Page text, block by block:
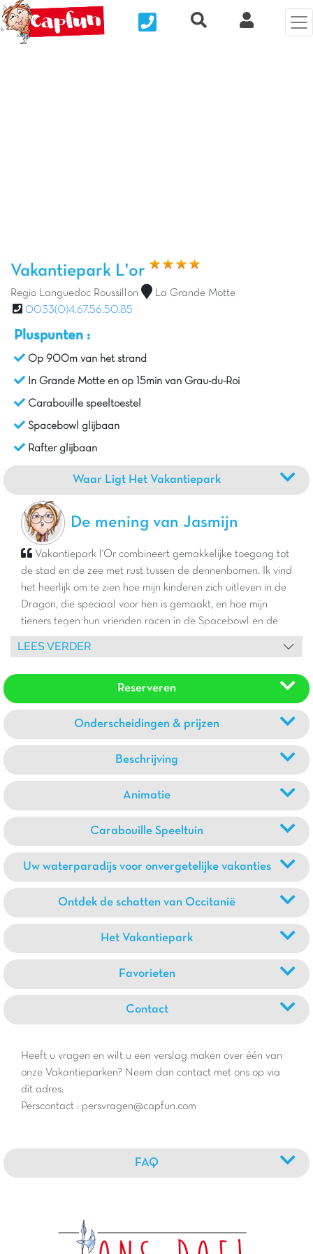
Nous contacterRecherche rapide
Mijn Clix
Vakantiepark L'or
Regio Languedoc Roussillon
La Grande Motte
0033(0)4.67.56.50.85
Pluspunten :
Op 900m van het strand
In Grande Motte en op 15min van Grau-du-Roi
Carabouille speeltoestel
Spacebowl glijbaan
Rafter glijbaan
Waar Ligt Het Vakantiepark
De mening van Jasmijn
Vakantiepark l'Or combineert gemakkelijke toegang tot
de stad en de zee met rust tussen de dennenbomen. Ik vind
het heerlijk om te zien hoe mijn kinderen zich uitleven in de
Dragon, die speciaal voor hen is gemaakt, en hoe mijn
tieners tegen hun vrienden racen in de Spacebowl en de
Rafter (boeiglijbaan).
LEES VERDER
Reserveren
Onderscheidingen & prijzen
Beschrijving
Animatie
Carabouille Speeltuin
Uw waterparadijs voor onvergetelijke vakanties
Ontdek de schatten van Occitanië
Het Vakantiepark
Favorieten
Contact
Heeft u vragen en wilt u een verslag maken over één van
onze Vakantieparken? Neem dan contact met ons op via
dit adres:
Perscontact : persvragen@capfun.com
FAQ